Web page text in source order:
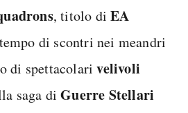
, titolo diEA
di scontri nei meandri
di spettacolarivelivoli
saga diGuerre Stellari